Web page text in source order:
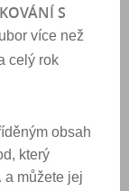
S
více než
celý rok
obsah
který
a můžete jej